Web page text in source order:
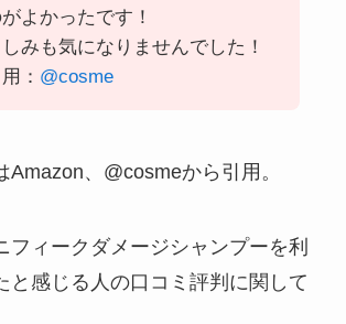
よかったです！
しみも気になりませんでした！
： @cosme
、@cosmeから引用。
フィークダメージシャンプーを利
と感じる人の口コミ評判に関して